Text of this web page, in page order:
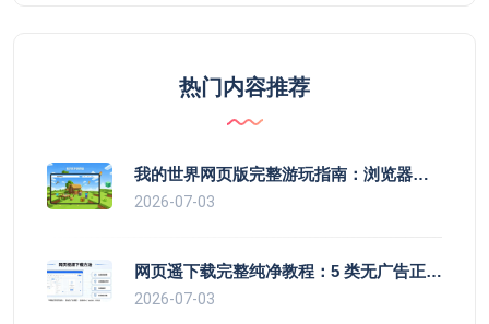
热门内容推荐
我的世界网页版完整游玩指南：浏览器直玩方块沙盒，轻量化 MC 遥游玩
2026-07-03
网页遥下载完整纯净教程：5 类无广告正规方法 + 工具推荐
2026-07-03